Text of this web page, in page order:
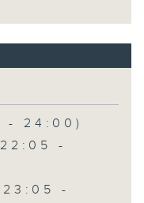
- 24:00)
22:05 -
23:05 -